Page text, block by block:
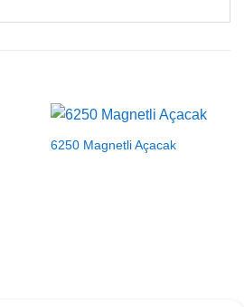
6250 Magnetli Açacak